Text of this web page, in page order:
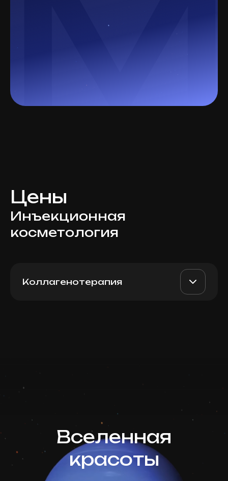
Цены
Инъекционная
косметология
Коллагенотерапия
Вселенная
красоты